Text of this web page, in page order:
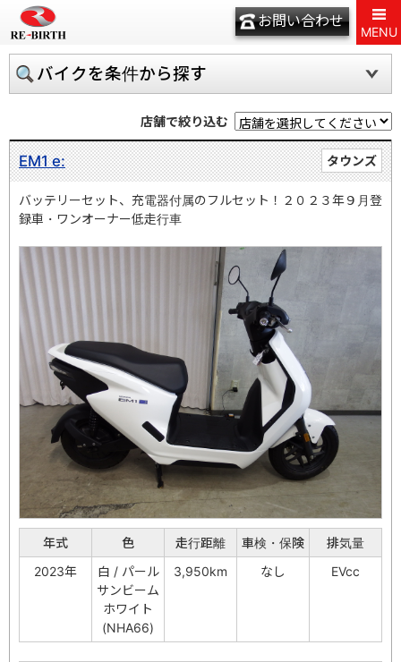
お問い合わせ
MENU
バイクを条件から探す
店舗で絞り込む
タウンズ
EM1 e:
バッテリーセット、充電器付属のフルセット！２０２３年９月登
録車・ワンオーナー低走行車
年式 色 走行距離 車検・保険
排気量
2023年
白 / パール
サンビーム
ホワイト
(NHA66)
3,950km なし EVcc